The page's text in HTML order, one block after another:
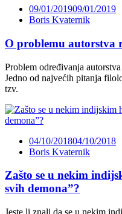
09/01/201909/01/2019
Boris Kvaternik
O problemu autorstva
Problem određivanja
Jedno od najvećih pitanja
tzv.
04/10/201804/10/2018
Boris Kvaternik
Zašto se u nekim
svih demona”?